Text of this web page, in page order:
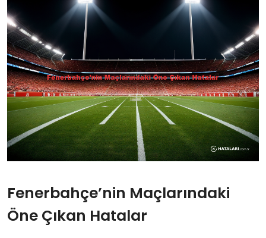
Fenerbahçe’nin Maçlarındaki
Öne Çıkan Hatalar